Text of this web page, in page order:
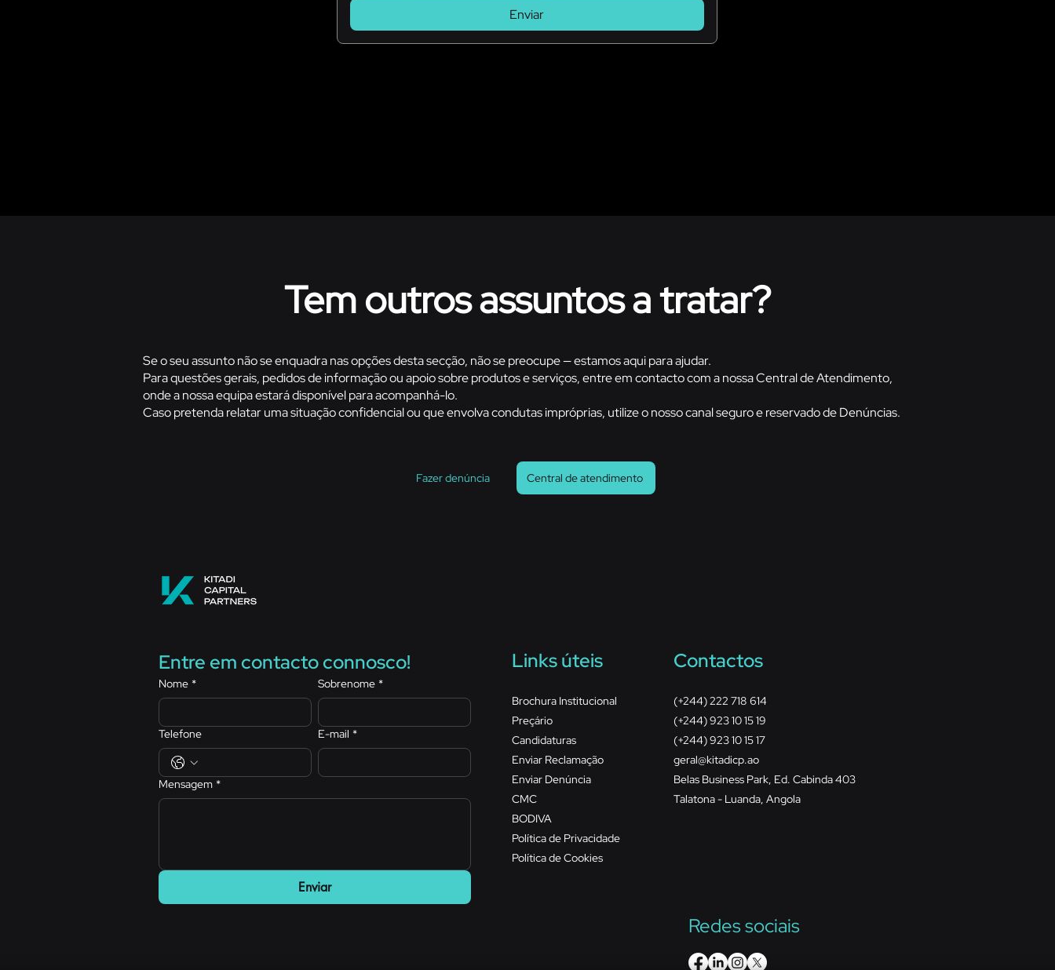
Enviar
Tem outros assuntos a tratar?
Se o seu assunto não se enquadra nas opções desta secção, não se preocupe — estamos aqui para ajudar.
Para questões gerais, pedidos de informação ou apoio sobre produtos e serviços, entre em contacto com a nossa Central de Atendimento,
onde a nossa equipa estará disponível para acompanhá-lo.
Caso pretenda relatar uma situação confidencial ou que envolva condutas impróprias, utilize o nosso canal seguro e reservado de Denúncias.
Fazer denúncia Central de atendimento
Entre em contacto connosco!
Nome * Sobrenome *
Telefone E-mail *
Mensagem *
Enviar
Links úteis Contactos
Brochura Institucional
Preçário
Candidaturas
Enviar Reclamação
Enviar Denúncia
CMC
BODIVA
Política de Privacidade
Política de Cookies
(+244) 222 718 614
​(+244) 923 10 15 19
​(+244) 923 10 15 17
geral@kitadicp.ao
Belas Business Park, Ed. Cabinda 403
Talatona - Luanda, Angola
Redes sociais